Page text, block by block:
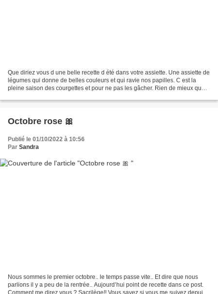
Que diriez vous d une belle recette d été dans votre assiette. Une assiette de
légumes qui donne de belles couleurs et qui ravie nos papilles. C est la
pleine saison des courgettes et pour ne pas les gâcher. Rien de mieux que
Octobre rose 🎀
Publié le 01/10/2022 à 10:56
Par Sandra
Nous sommes le premier octobre.. le temps passe vite.. Et dire que nous
parlions il y a peu de la rentrée.. Aujourd’hui point de recette dans ce post.
Comment me direz vous ? Sacrilège!! Vous savez si vous me suivez depuis